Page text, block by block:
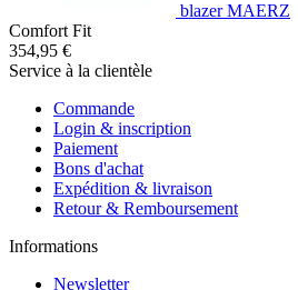
blazer MAERZ
Comfort Fit
354,95 €
Service à la clientèle
Commande
Login & inscription
Paiement
Bons d'achat
Expédition & livraison
Retour & Remboursement
Informations
Newsletter